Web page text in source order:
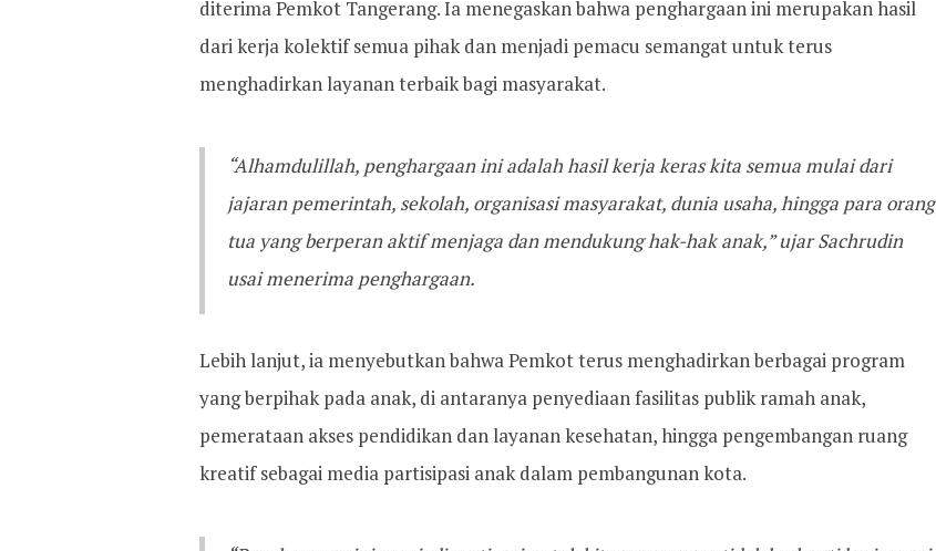
diterima Pemkot Tangerang. Ia menegaskan bahwa penghargaan ini merupakan hasil
dari kerja kolektif semua pihak dan menjadi pemacu semangat untuk terus
menghadirkan layanan terbaik bagi masyarakat.
“Alhamdulillah, penghargaan ini adalah hasil kerja keras kita semua mulai dari
jajaran pemerintah, sekolah, organisasi masyarakat, dunia usaha, hingga para orang
tua yang berperan aktif menjaga dan mendukung hak-hak anak,” ujar Sachrudin
usai menerima penghargaan.
Lebih lanjut, ia menyebutkan bahwa Pemkot terus menghadirkan berbagai program
yang berpihak pada anak, di antaranya penyediaan fasilitas publik ramah anak,
pemerataan akses pendidikan dan layanan kesehatan, hingga pengembangan ruang
kreatif sebagai media partisipasi anak dalam pembangunan kota.